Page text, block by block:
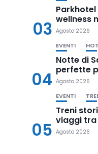
03 wellness
Agosto 2026
04
EVENTI
Notte di
perfette
Agosto 2026
05
EVENTI
Treni
viaggi tra
Agosto 2026